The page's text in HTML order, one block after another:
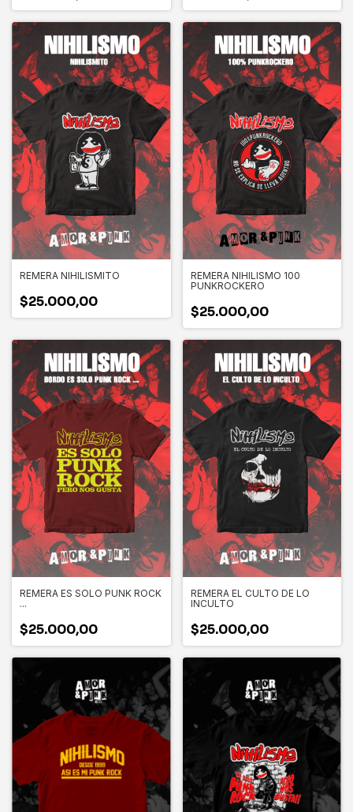
REMERA NIHILISMITO
$25.000,00
REMERA NIHILISMO 100
PUNKROCKERO
$25.000,00
REMERA ES SOLO PUNK ROCK
...
$25.000,00
REMERA EL CULTO DE LO
INCULTO
$25.000,00